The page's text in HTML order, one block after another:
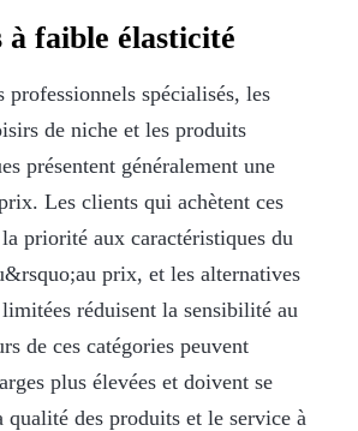
à faible élasticité
professionnels spécialisés, les
de niche et les produits
présentent généralement une
Les clients qui achètent ces
priorité aux caractéristiques du
prix, et les alternatives
réduisent la sensibilité au
de ces catégories peuvent
plus élevées et doivent se
qualité des produits et le service à